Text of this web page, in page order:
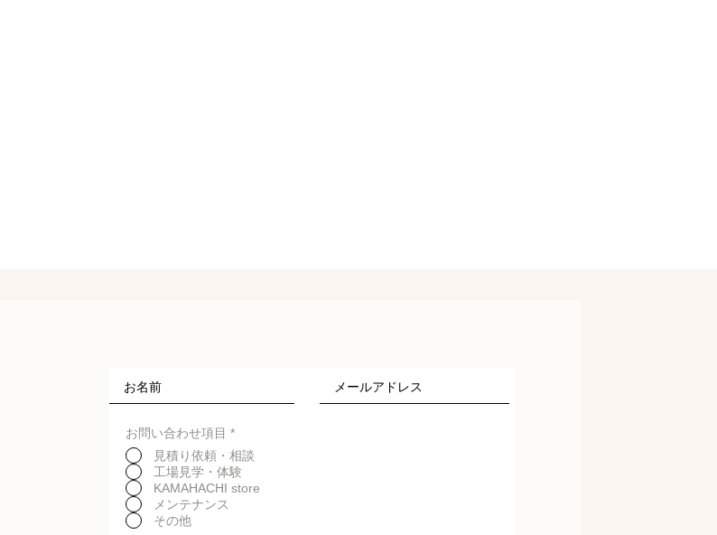
お問い合わせ項目 *
見積り依頼・相談
工場見学・体験
KAMAHACHI store
メンテナンス
その他